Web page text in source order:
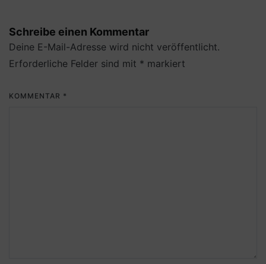
Schreibe einen Kommentar
Deine E-Mail-Adresse wird nicht veröffentlicht.
Erforderliche Felder sind mit * markiert
KOMMENTAR *